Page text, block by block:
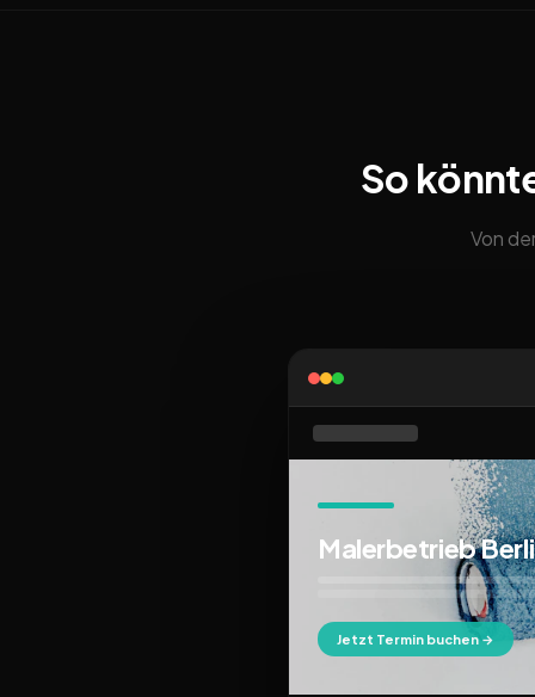
So
Von
Malerbetrieb
Jetzt Termin buchen →